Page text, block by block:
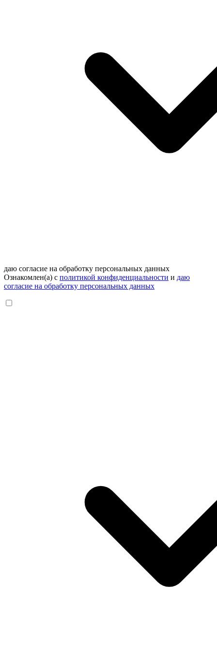
даю согласие на обработку персональных данных
Ознакомлен(а) с политикой конфиденциальности и даю
согласие на обработку персональных данных